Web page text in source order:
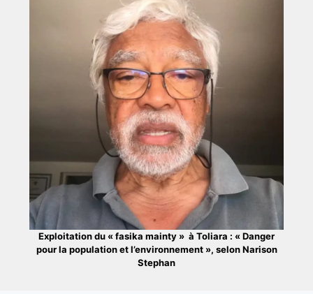
Exploitation du « fasika mainty » à Toliara : « Danger
pour la population et l’environnement », selon Narison
Stephan